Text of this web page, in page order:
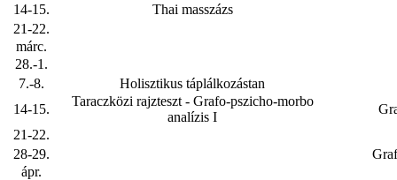
14-15.
Thai masszázs
21-22.
márc.
28.-1.
7.-8.
Holisztikus táplálkozástan
14-15.
Taraczközi rajzteszt - Grafo-pszicho-morbo
analízis I
21-22.
28-29.
ápr.